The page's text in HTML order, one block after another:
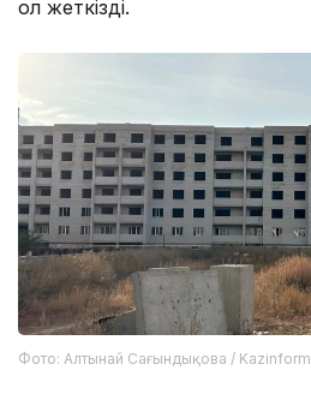
қол жеткізді.
Фото: Алтынай Сағындықова / Kazinform